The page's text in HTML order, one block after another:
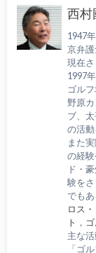
西村
1947
京弁護
現在
1997
ゴル
野原
ブ、
の活動
また
の経
ド・
験を
でも
ロス
ト ，
主な
「ゴ